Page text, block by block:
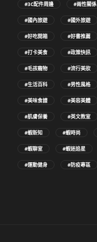
#3C配件周邊 #兩性關係
#國內旅遊 #國外旅遊
#好吃開箱 #好書推薦
#打卡美食 #政策快訊
#毛孩寵物 #流行美妝
#生活百科 #男性風格
#美味食譜 #美容美體
#肌膚保養 #英文教室
#蝦新知 #蝦時尚
#蝦聊室 #蝦迷追星
#運動健身 #防疫專區